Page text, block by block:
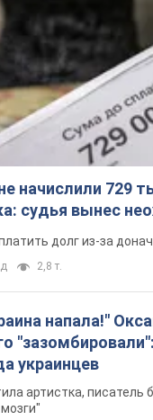
начислили 729
судья вынес
долг из-за
2,8 т.
напала!"
украинцев
артистка,